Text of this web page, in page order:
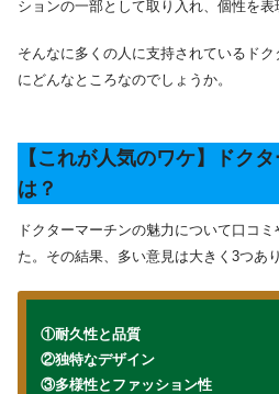
ションの一部として取り入れ、個性を表
そんなに多くの人に支持されているド
にどんなところなのでしょうか。
【これが人気のワケ】ドク
は？
ドクターマーチンの魅力について口コ
た。その結果、多い意見は大きく3つあり
①耐久性と品質
②独特なデザイン
③多様性とファッション性